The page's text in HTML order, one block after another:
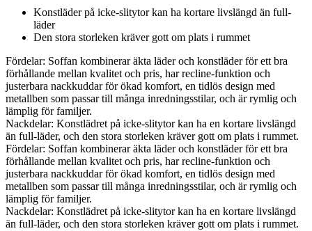
Konstläder på icke-slitytor kan ha kortare livslängd än full-
läder
Den stora storleken kräver gott om plats i rummet
Fördelar: Soffan kombinerar äkta läder och konstläder för ett bra
förhållande mellan kvalitet och pris, har recline-funktion och
justerbara nackkuddar för ökad komfort, en tidlös design med
metallben som passar till många inredningsstilar, och är rymlig och
lämplig för familjer.
Nackdelar: Konstlädret på icke-slitytor kan ha en kortare livslängd
än full-läder, och den stora storleken kräver gott om plats i rummet.
Fördelar: Soffan kombinerar äkta läder och konstläder för ett bra
förhållande mellan kvalitet och pris, har recline-funktion och
justerbara nackkuddar för ökad komfort, en tidlös design med
metallben som passar till många inredningsstilar, och är rymlig och
lämplig för familjer.
Nackdelar: Konstlädret på icke-slitytor kan ha en kortare livslängd
än full-läder, och den stora storleken kräver gott om plats i rummet.